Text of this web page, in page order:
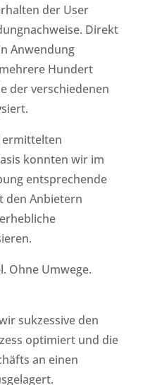
der User
Direkt
Anwendung
Hundert
der verschiedenen
konnten wir im
entsprechende
den Anbietern
Ohne Umwege.
sukzessive den
optimiert und die
an einen